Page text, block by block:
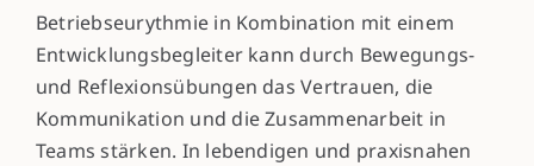
Betriebseurythmie in Kombination mit einem
Entwicklungsbegleiter kann durch Bewegungs-
und Reflexionsübungen das Vertrauen, die
Kommunikation und die Zusammenarbeit in
Teams stärken. In lebendigen und praxisnahen